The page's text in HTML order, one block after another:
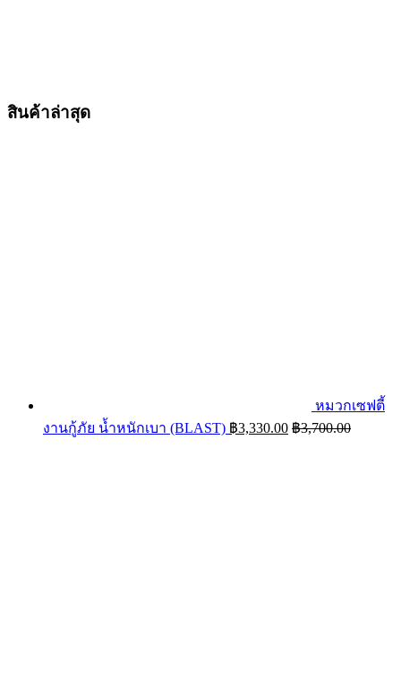
สินค้าล่าสุด
หมวกเซฟตี้
งานกู้ภัย น้ำหนักเบา (BLAST) ฿3,330.00 ฿3,700.00